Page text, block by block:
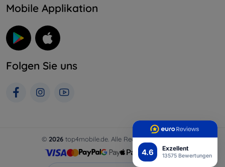
4.6 Exzellent
13575 Bewertungen
Mobile Applikation
Folgen Sie uns
© 2026 top4mobile.de. Alle Rechte vorbehalten.